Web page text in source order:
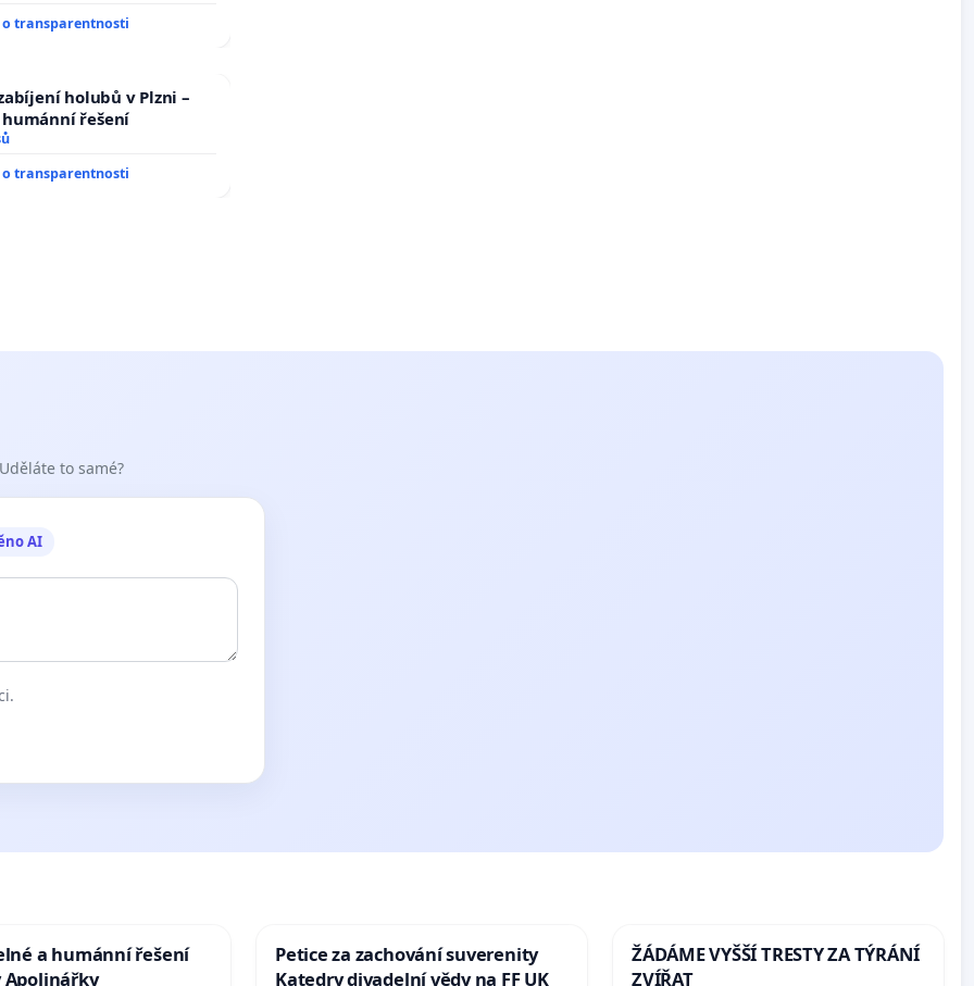
o transparentnosti
holubů v Plzni –
řešení
o transparentnosti
to samé?
AI
a humánní řešení
Apolinářky
Petice za zachování suverenity
Katedry divadelní vědy na FF UK
ŽÁDÁME VYŠŠÍ TRESTY ZA TÝRÁNÍ
ZVÍŘAT